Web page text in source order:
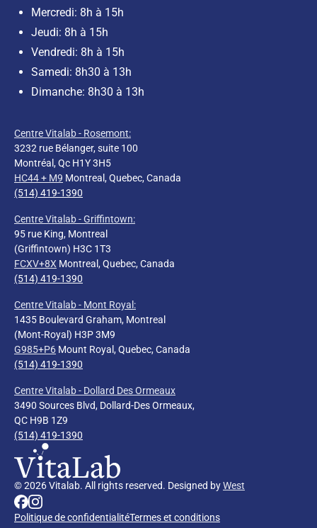
Mercredi: 8h à 15h
Jeudi: 8h à 15h
Vendredi: 8h à 15h
Samedi: 8h30 à 13h
Dimanche: 8h30 à 13h
Centre Vitalab - Rosemont:
3232 rue Bélanger, suite 100
Montréal, Qc H1Y 3H5
HC44 + M9 Montreal, Quebec, Canada
(514) 419-1390
Centre Vitalab - Griffintown:
95 rue King, Montreal
(Griffintown) H3C 1T3
FCXV+8X Montreal, Quebec, Canada
(514) 419-1390
Centre Vitalab - Mont Royal:
1435 Boulevard Graham, Montreal
(Mont-Royal) H3P 3M9
G985+P6 Mount Royal, Quebec, Canada
(514) 419-1390
Centre Vitalab - Dollard Des Ormeaux
3490 Sources Blvd, Dollard-Des Ormeaux,
QC H9B 1Z9
(514) 419-1390
© 2026 Vitalab. All rights reserved. Designed byWest
Politique de confidentialitéTermes et conditions